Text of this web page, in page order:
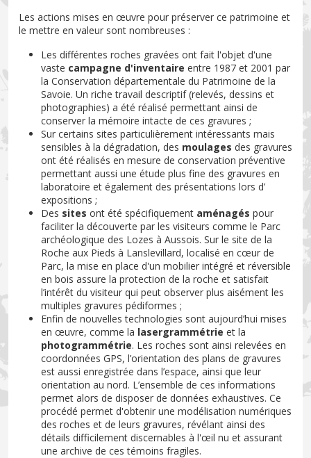
Les actions mises en œuvre pour préserver ce patrimoine et
le mettre en valeur sont nombreuses :
Les différentes roches gravées ont fait l'objet d'une
vaste campagne d'inventaire entre 1987 et 2001 par
la Conservation départementale du Patrimoine de la
Savoie. Un riche travail descriptif (relevés, dessins et
photographies) a été réalisé permettant ainsi de
conserver la mémoire intacte de ces gravures ;
Sur certains sites particulièrement intéressants mais
sensibles à la dégradation, des moulages des gravures
ont été réalisés en mesure de conservation préventive
permettant aussi une étude plus fine des gravures en
laboratoire et également des présentations lors d’
expositions ;
Des sites ont été spécifiquement aménagés pour
faciliter la découverte par les visiteurs comme le Parc
archéologique des Lozes à Aussois. Sur le site de la
Roche aux Pieds à Lanslevillard, localisé en cœur de
Parc, la mise en place d'un mobilier intégré et réversible
en bois assure la protection de la roche et satisfait
l’intérêt du visiteur qui peut observer plus aisément les
multiples gravures pédiformes ;
Enfin de nouvelles technologies sont aujourd’hui mises
en œuvre, comme la lasergrammétrie et la
photogrammétrie. Les roches sont ainsi relevées en
coordonnées GPS, l’orientation des plans de gravures
est aussi enregistrée dans l’espace, ainsi que leur
orientation au nord. L’ensemble de ces informations
permet alors de disposer de données exhaustives. Ce
procédé permet d'obtenir une modélisation numériques
des roches et de leurs gravures, révélant ainsi des
détails difficilement discernables à l'œil nu et assurant
une archive de ces témoins fragiles.